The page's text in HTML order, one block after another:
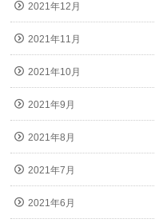
2021年12月
2021年11月
2021年10月
2021年9月
2021年8月
2021年7月
2021年6月